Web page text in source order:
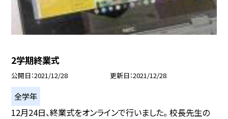
2学期終業式
公開日 2021/12/28 更新日 2021/12/28
全学年
12月24日、終業式をオンラインで行いました。 校長先生の